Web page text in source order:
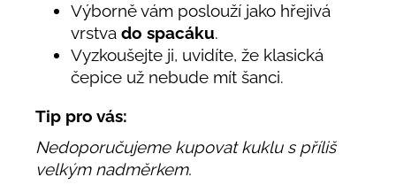
Výborně vám poslouží jako hřejivá
vrstva do spacáku.
Vyzkoušejte ji, uvidíte, že klasická
čepice už nebude mít šanci.
Tip pro vás:
Nedoporučujeme kupovat kuklu s příliš
velkým nadměrkem.